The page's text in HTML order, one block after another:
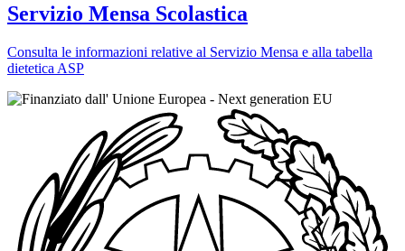
Servizio Mensa Scolastica
Consulta le informazioni relative al Servizio Mensa e alla tabella
dietetica ASP